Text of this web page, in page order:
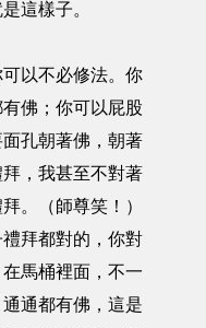
這樣子。
以不必修法。你
佛；你可以屁股
孔朝著佛，朝著
，我甚至不對著
。（師尊笑！）
拜都對的，你對
馬桶裡面，不一
通都有佛，這是